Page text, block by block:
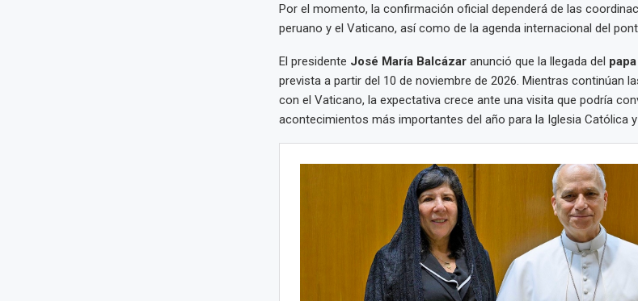
Por el momento, la confirmación oficial dependerá de las
peruano y el Vaticano, así como de la agenda internacional del
El presidente José María Balcázaranunció que la llegada del
prevista a partir del 10 de noviembre de 2026. Mientras continúan
con el Vaticano, la expectativa crece ante una visita que podría
acontecimientos más importantes del año para la Iglesia Católica y